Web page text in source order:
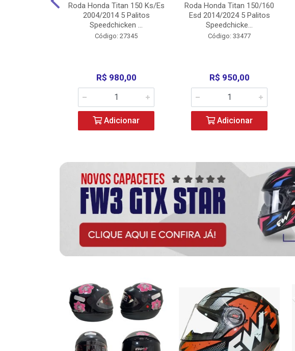
Roda Honda Titan 150 Ks/Es
2004/2014 5 Palitos
Speedchicken ...
Código: 27345
R$ 980,00
Adicionar
Roda Honda Titan 150/160
Esd 2014/2024 5 Palitos
Speedchicke...
Código: 33477
R$ 950,00
Adicionar